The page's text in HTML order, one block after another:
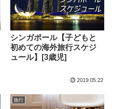
シンガポール【子どもと
初めての海外旅行スケジ
ュール】[3歳児]
2019.05.22
旅行